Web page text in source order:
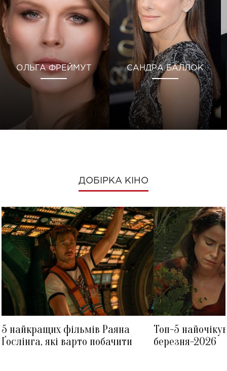
ОЛЬГА ФРЕЙМУТ САНДРА БАЛЛОК
ДОБІРКА КІНО
5 найкращих фільмів Раяна
Ґослінга, які варто побачити
Топ-5
березня-2026